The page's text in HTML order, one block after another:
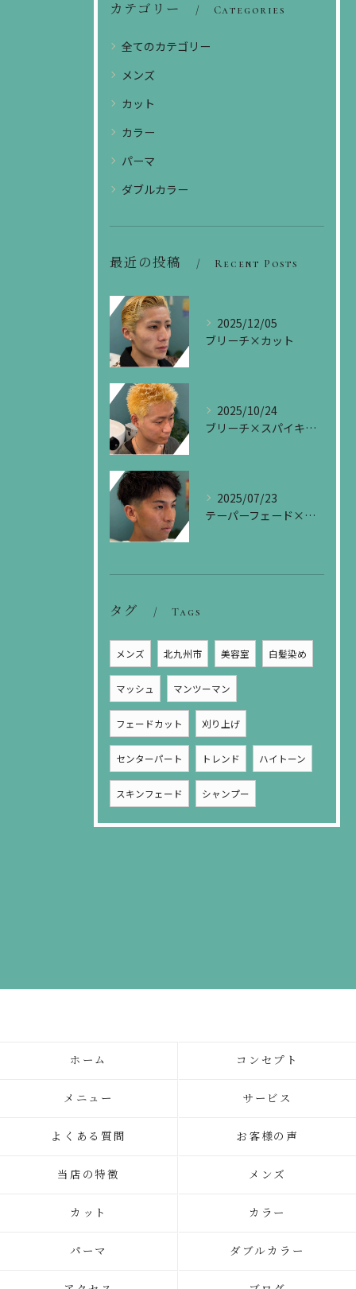
カテゴリー Categories
全てのカテゴリー
メンズ
カット
カラー
パーマ
ダブルカラー
最近の投稿 Recent Posts
2025/12/05
ブリーチ×カット
2025/10/24
ブリーチ×スパイキーショート
2025/07/23
テーパーフェード×ソフトツイスト
タグ Tags
メンズ 北九州市 美容室 白髪染め
マッシュ マンツーマン
フェードカット 刈り上げ
センターパート トレンド ハイトーン
スキンフェード シャンプー
ホーム コンセプト
メニュー サービス
よくある質問 お客様の声
当店の特徴 メンズ
カット カラー
パーマ ダブルカラー